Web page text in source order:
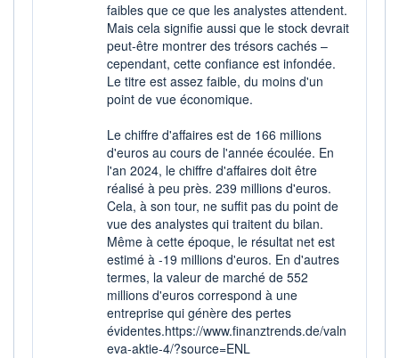
faibles que ce que les analystes attendent.
Mais cela signifie aussi que le stock devrait
peut-être montrer des trésors cachés –
cependant, cette confiance est infondée.
Le titre est assez faible, du moins d'un
point de vue économique.
Le chiffre d'affaires est de 166 millions
d'euros au cours de l'année écoulée. En
l'an 2024, le chiffre d'affaires doit être
réalisé à peu près. 239 millions d'euros.
Cela, à son tour, ne suffit pas du point de
vue des analystes qui traitent du bilan.
Même à cette époque, le résultat net est
estimé à -19 millions d'euros. En d'autres
termes, la valeur de marché de 552
millions d'euros correspond à une
entreprise qui génère des pertes
évidentes.https://www.finanztrends.de/valn
eva-aktie-4/?source=ENL